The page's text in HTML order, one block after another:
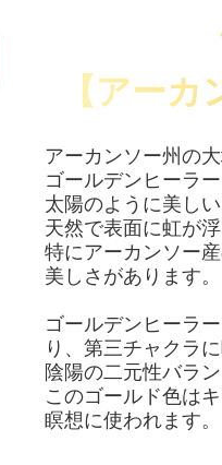
【アー
アーカンソー州の
ゴールデンヒーラ
太陽のように美し
天然で表面に虹が
特にアーカンソー
美しさがあります。
ゴールデンヒーラ
り、第三チャクラ
陰陽の二元性バラ
このゴールド色は
瞑想に使われます。